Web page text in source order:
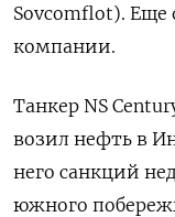
Sovcomflot).
компании.
Танкер NS
возил нефть в
него санкций
южного